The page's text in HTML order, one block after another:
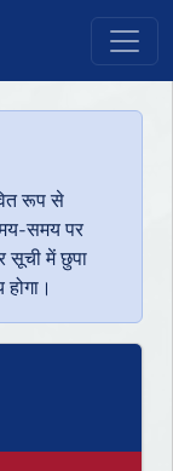
रूप से
समय पर
सूची में छुपा